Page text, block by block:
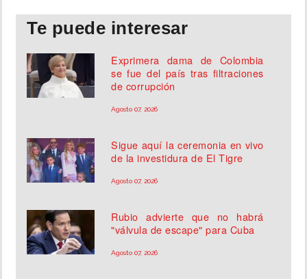
Te puede interesar
Exprimera dama de Colombia
se fue del país tras filtraciones
de corrupción
Agosto 07, 2026
Sigue aquí la ceremonia en vivo
de la investidura de El Tigre
Agosto 07, 2026
Rubio advierte que no habrá
"válvula de escape" para Cuba
Agosto 07, 2026